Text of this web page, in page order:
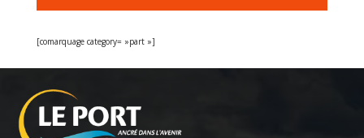
[comarquage category= »part »]